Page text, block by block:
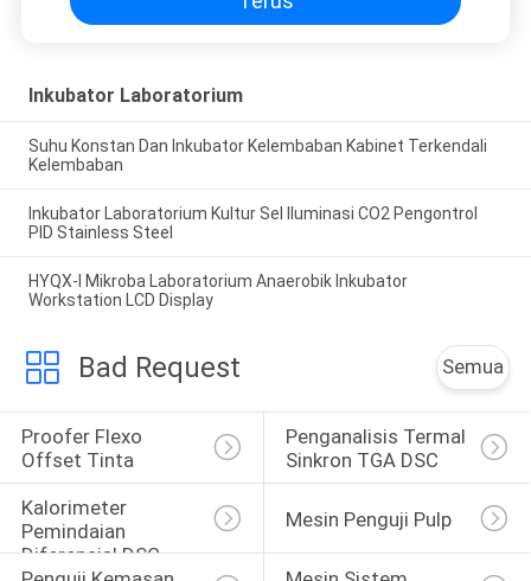
Inkubator Laboratorium
Suhu Konstan Dan Inkubator Kelembaban Kabinet Terkendali
Kelembaban
Inkubator Laboratorium Kultur Sel Iluminasi CO2 Pengontrol
PID Stainless Steel
HYQX-I Mikroba Laboratorium Anaerobik Inkubator
Workstation LCD Display
Bad Request Semua
Proofer Flexo
Offset Tinta
Penganalisis Termal
Sinkron TGA DSC
Kalorimeter
Pemindaian
Diferensial DSC
Mesin Penguji Pulp